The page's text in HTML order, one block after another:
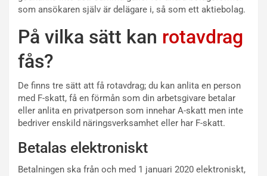
som ansökaren själv är delägare i, så som ett aktiebolag.
På vilka sätt kan rotavdrag
fås?
De finns tre sätt att få rotavdrag; du kan anlita en person
med F-skatt, få en förmån som din arbetsgivare betalar
eller anlita en privatperson som innehar A-skatt men inte
bedriver enskild näringsverksamhet eller har F-skatt.
Betalas elektroniskt
Betalningen ska från och med 1 januari 2020 elektroniskt,